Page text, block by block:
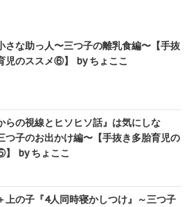
さな助っ人〜三つ子の離乳食編〜【手抜
児のススメ⑥】 by ちょここ
らの視線とヒソヒソ話』は気にしな
つ子のお出かけ編〜【手抜き多胎育児の
】 by ちょここ
上の子『4人同時寝かしつけ』～三つ子